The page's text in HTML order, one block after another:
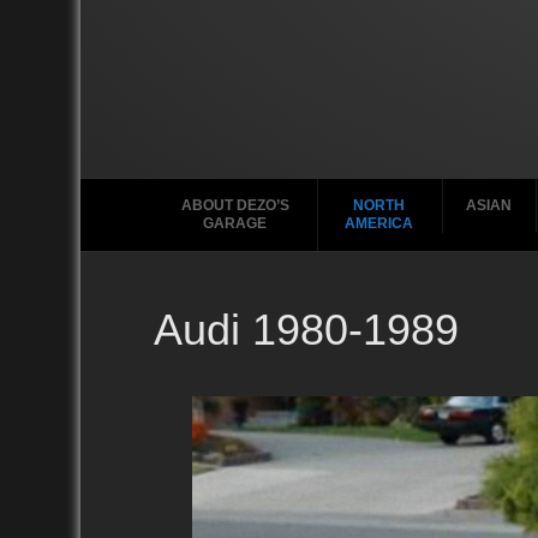
ABOUT DEZO’S
GARAGE
NORTH
AMERICA
ASIAN
Audi 1980-1989